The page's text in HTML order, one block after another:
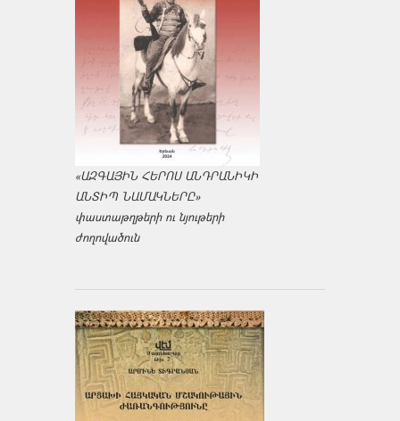
«ԱԶԳԱՅԻՆ ՀԵՐՈՍ ԱՆԴՐԱՆԻԿԻ
ԱՆՏԻՊ ՆԱՄԱԿՆԵՐԸ»
փաստաթղթերի ու նյութերի
ժողովածուն